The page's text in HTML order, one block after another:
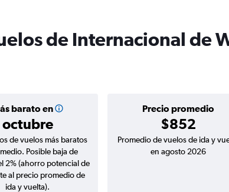
de Internacional de
barato en
octubre
Precio promedio
$852
de vuelos más baratos
Posible baja de
2% (ahorro potencial de
al precio promedio de
ida y vuelta).
Promedio de vuelos de ida y
en agosto 2026